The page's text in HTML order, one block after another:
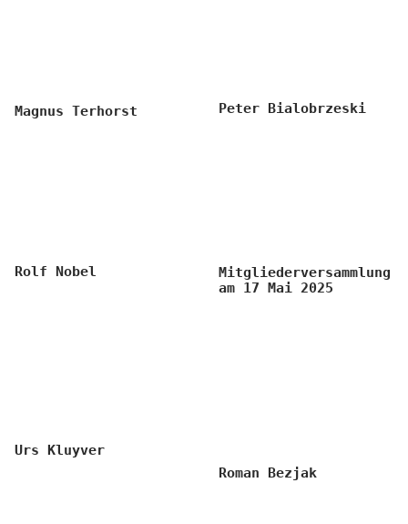
Magnus Terhorst Peter Bialobrzeski
Rolf Nobel
Mitgliederversammlung
am 17 Mai 2025
Urs Kluyver
Roman Bezjak